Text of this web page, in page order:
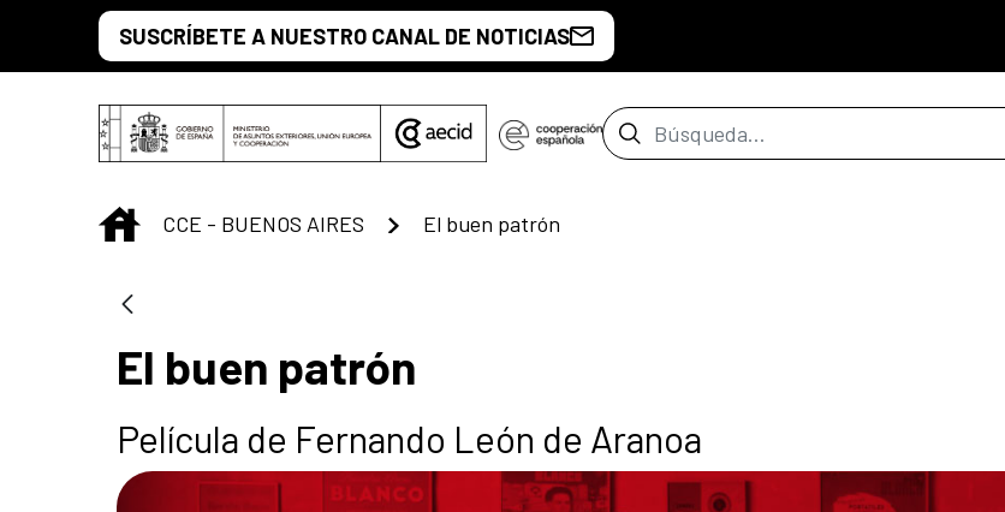
Saltar al contenido principal
SUSCRÍBETE A NUESTRO CANAL DE NOTICIAS
Barra de búsqueda
INICIO
CCE - BUENOS AIRES El buen patrón
El buen patrón
Película de Fernando León de Aranoa